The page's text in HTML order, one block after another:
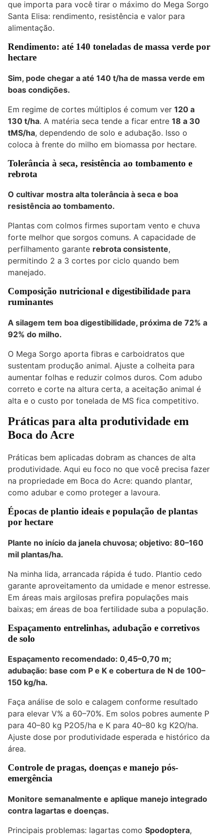
que importa para você tirar o máximo do Mega Sorgo
Santa Elisa: rendimento, resistência e valor para
alimentação.
Rendimento: até 140 toneladas de massa verde por
hectare
Sim, pode chegar a até 140 t/ha de massa verde em
boas condições.
Em regime de cortes múltiplos é comum ver 120 a
130 t/ha. A matéria seca tende a ficar entre 18 a 30
tMS/ha, dependendo de solo e adubação. Isso o
coloca à frente do milho em biomassa por hectare.
Tolerância à seca, resistência ao tombamento e
rebrota
O cultivar mostra alta tolerância à seca e boa
resistência ao tombamento.
Plantas com colmos firmes suportam vento e chuva
forte melhor que sorgos comuns. A capacidade de
perfilhamento garante rebrota consistente,
permitindo 2 a 3 cortes por ciclo quando bem
manejado.
Composição nutricional e digestibilidade para
ruminantes
A silagem tem boa digestibilidade, próxima de 72% a
92% do milho.
O Mega Sorgo aporta fibras e carboidratos que
sustentam produção animal. Ajuste a colheita para
aumentar folhas e reduzir colmos duros. Com adubo
correto e corte na altura certa, a aceitação animal é
alta e o custo por tonelada de MS fica competitivo.
Práticas para alta produtividade em
Boca do Acre
Práticas bem aplicadas dobram as chances de alta
produtividade. Aqui eu foco no que você precisa fazer
na propriedade em Boca do Acre: quando plantar,
como adubar e como proteger a lavoura.
Épocas de plantio ideais e população de plantas
por hectare
Plante no início da janela chuvosa; objetivo: 80–160
mil plantas/ha.
Na minha lida, arrancada rápida é tudo. Plantio cedo
garante aproveitamento da umidade e menor estresse.
Em áreas mais argilosas prefira populações mais
baixas; em áreas de boa fertilidade suba a população.
Espaçamento entrelinhas, adubação e corretivos
de solo
Espaçamento recomendado: 0,45–0,70 m;
adubação: base com P e K e cobertura de N de 100–
150 kg/ha.
Faça análise de solo e calagem conforme resultado
para elevar V% a 60–70%. Em solos pobres aumente P
para 40–80 kg P2O5/ha e K para 40–80 kg K2O/ha.
Ajuste dose por produtividade esperada e histórico da
área.
Controle de pragas, doenças e manejo pós-
emergência
Monitore semanalmente e aplique manejo integrado
contra lagartas e doenças.
Principais problemas: lagartas como Spodoptera,